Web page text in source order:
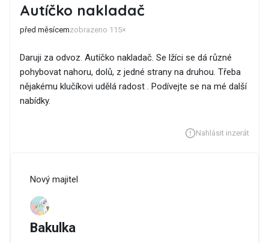
Autíčko nakladač
před měsícemzobrazeno 115×
Daruji za odvoz. Autíčko nakladač. Se lžíci se dá různé
pohybovat nahoru, dolů, z jedné strany na druhou. Třeba
nějakému klučíkovi udělá radost . Podívejte se na mé další
nabídky.
Nahlásit inzerát
Nový majitel
Bakulka